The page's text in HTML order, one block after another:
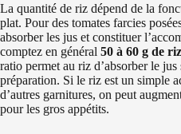
La quantité de riz dépend de la
plat. Pour des tomates farcies
absorber les jus et constituer
comptez en général 50 à 60 g de
ratio permet au riz d’absorber le jus
préparation. Si le riz est un simple
d’autres garnitures, on peut
pour les gros appétits.